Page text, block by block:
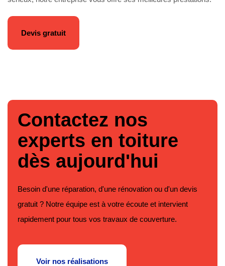
Devis gratuit
Contactez nos
experts en toiture
dès aujourd'hui
Besoin d'une réparation, d'une rénovation ou d'un devis
gratuit ? Notre équipe est à votre écoute et intervient
rapidement pour tous vos travaux de couverture.
Voir nos réalisations